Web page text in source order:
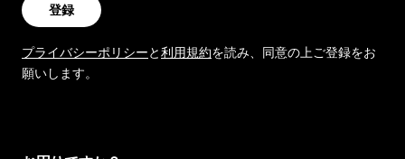
登録
プライバシーポリシーと利用規約を読み、同意の上ご登録をお
願いします。